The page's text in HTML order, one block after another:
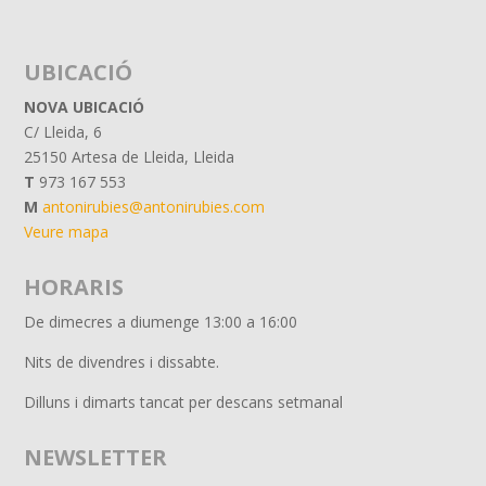
UBICACIÓ
NOVA UBICACIÓ
C/ Lleida, 6
25150 Artesa de Lleida, Lleida
T 973 167 553
M antonirubies@antonirubies.com
Veure mapa
HORARIS
De dimecres a diumenge 13:00 a 16:00
Nits de divendres i dissabte.
Dilluns i dimarts tancat per descans setmanal
NEWSLETTER